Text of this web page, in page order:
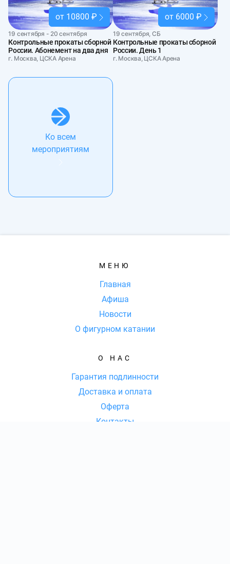
от 10800 ₽
19 сентября - 20 сентября
Контрольные прокаты сборной
России. Абонемент на два дня
г. Москва, ЦСКА Арена
от 6000 ₽
19 сентября, СБ
Контрольные прокаты сборной
России. День 1
г. Москва, ЦСКА Арена
Ко всем
мероприятиям
МЕНЮ
Главная
Афиша
Новости
О фигурном катании
О НАС
Гарантия подлинности
Доставка и оплата
Оферта
Контакты